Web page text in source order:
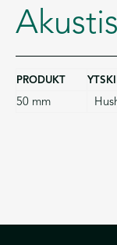
PRODUKT
50 mm